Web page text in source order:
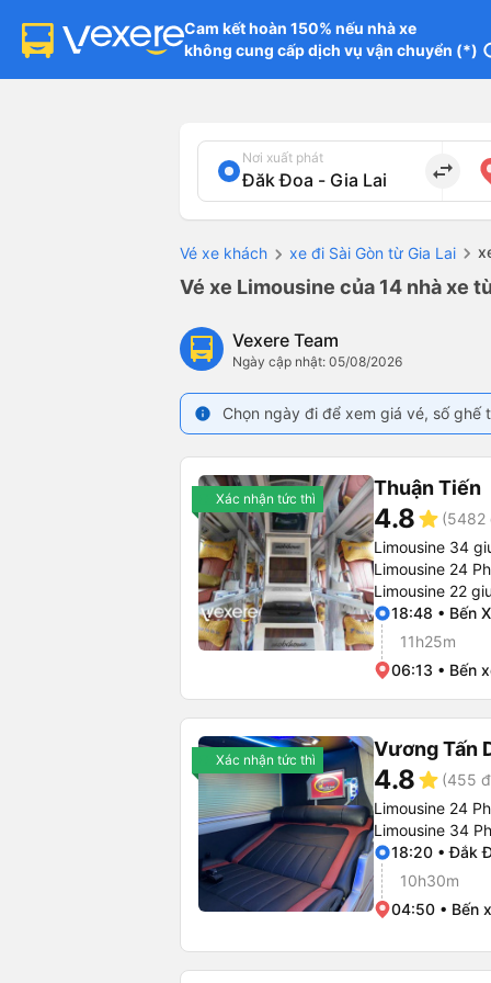
Cam kết hoàn 150% nếu nhà xe
không cung cấp dịch vụ vận chuyển (*)
Nơi xuất phát
import_export
Vé xe khách xe đi Sài Gòn từ Gia Lai
Vé xe Limousine của 14 nhà xe
Vexere Team
Ngày cập nhật: 05/08/2026
info Chọn ngày đi để xem giá vé, số
Xác nhận tức thì Thuận Tiến
4.8star (5482
Limousine 34
Limousine 24
Limousine 22
18:48 • Bến
11h25m
06:13 • Bến
Xác nhận tức thì Vương Tấn
4.8star (455
Limousine 24
Limousine 34
18:20 • Đắk
10h30m
04:50 • Bến